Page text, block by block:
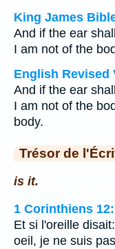
King James
And if the ear
I am not of the
English Revised
And if the ear
I am not of the
body.
Trésor de
is it.
1 Corinthiens
Et si l'oreille
oeil, je ne suis